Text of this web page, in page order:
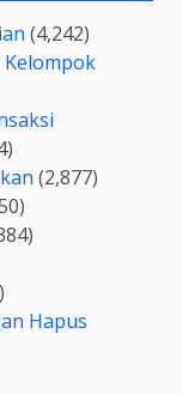
(4,242)
Kelompok
(2,877)
Hapus